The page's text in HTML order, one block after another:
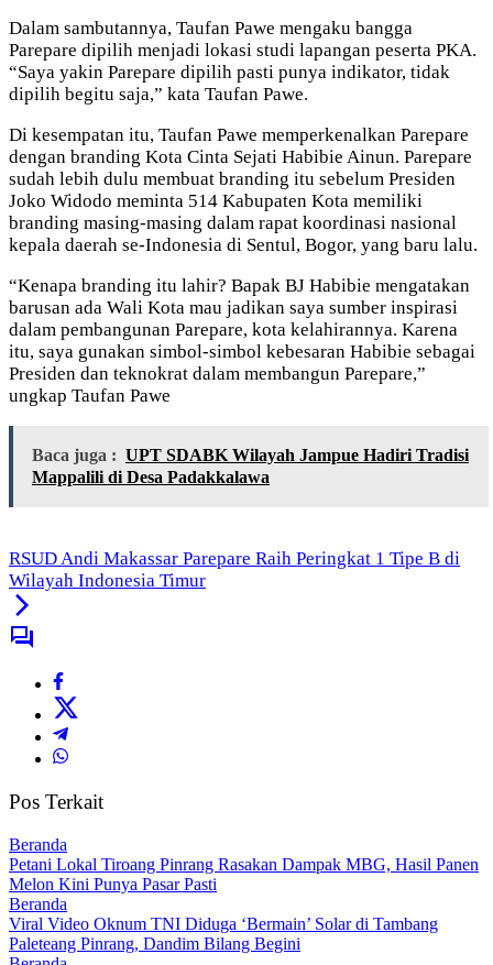
Dalam sambutannya, Taufan Pawe mengaku bangga
Parepare dipilih menjadi lokasi studi lapangan peserta PKA.
“Saya yakin Parepare dipilih pasti punya indikator, tidak
dipilih begitu saja,” kata Taufan Pawe.
Di kesempatan itu, Taufan Pawe memperkenalkan Parepare
dengan branding Kota Cinta Sejati Habibie Ainun. Parepare
sudah lebih dulu membuat branding itu sebelum Presiden
Joko Widodo meminta 514 Kabupaten Kota memiliki
branding masing-masing dalam rapat koordinasi nasional
kepala daerah se-Indonesia di Sentul, Bogor, yang baru lalu.
“Kenapa branding itu lahir? Bapak BJ Habibie mengatakan
barusan ada Wali Kota mau jadikan saya sumber inspirasi
dalam pembangunan Parepare, kota kelahirannya. Karena
itu, saya gunakan simbol-simbol kebesaran Habibie sebagai
Presiden dan teknokrat dalam membangun Parepare,”
ungkap Taufan Pawe
Baca juga : UPT SDABK Wilayah Jampue Hadiri Tradisi
Mappalili di Desa Padakkalawa
RSUD Andi Makassar Parepare Raih Peringkat 1 Tipe B di
Wilayah Indonesia Timur
Pos Terkait
Beranda
Petani Lokal Tiroang Pinrang Rasakan Dampak MBG, Hasil Panen
Melon Kini Punya Pasar Pasti
Beranda
Viral Video Oknum TNI Diduga ‘Bermain’ Solar di Tambang
Paleteang Pinrang, Dandim Bilang Begini